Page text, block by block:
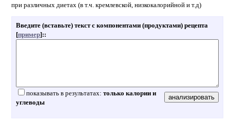
при различных диетах (в т.ч. кремлевской, низкокалорийной и т.д)
Введите (вставьте) текст с компонентами (продуктами) рецепта
[пример]::
показывать в результатах: только калории и
углеводы